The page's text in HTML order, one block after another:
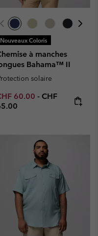
Nouveaux Coloris
à manches
Bahama™ II
solaire
sale price:
60.00 - Maximum
CHF